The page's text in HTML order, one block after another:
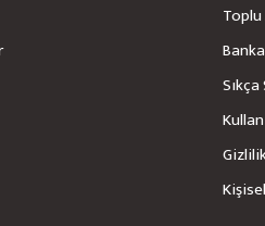
Toplu